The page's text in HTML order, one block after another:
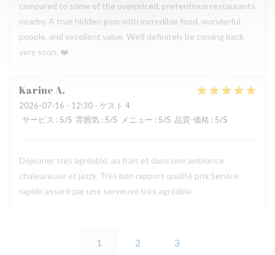
compared to some of the overpriced, pretentious restaurants
nearby. A true hidden gem with incredible food, wonderful
people, and excellent value. We’ll definitely be coming back
very soon. ❤️
KarineA
2026-07-16 - 12:30 - ゲスト 4
サービス : 5/5 雰囲気 : 5/5 メニュー : 5/5 品質-価格 : 5/5
Déjeuner très agréable, au frais et dans une ambiance
chaleureuse et jazzy. Très bon rapport qualité prix Service
rapide assuré par une serveuse très agréable
1 2 3